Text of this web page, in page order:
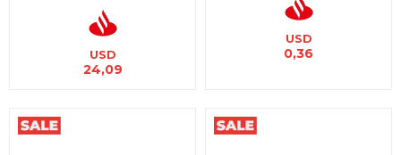
USD
24,09
USD
0,36